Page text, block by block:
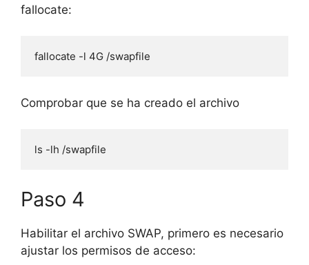
fallocate:
fallocate -l 4G /swapfile
Comprobar que se ha creado el archivo
ls -lh /swapfile
Paso 4
Habilitar el archivo SWAP, primero es necesario
ajustar los permisos de acceso: